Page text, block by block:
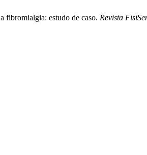
fibromialgia: estudo de caso. Revista